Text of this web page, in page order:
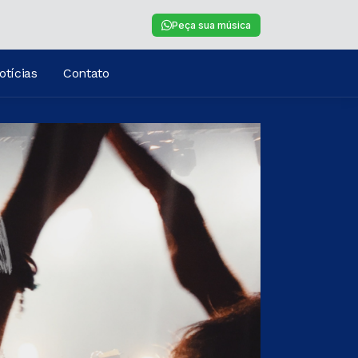
Peça sua música
Contato